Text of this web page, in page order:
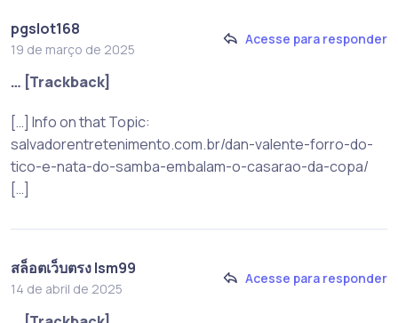
pgslot168
19 de março de 2025
Acesse para responder
… [Trackback]
[…] Info on that Topic:
salvadorentretenimento.com.br/dan-valente-forro-do-
tico-e-nata-do-samba-embalam-o-casarao-da-copa/
[…]
สล็อตเว็บตรง lsm99
14 de abril de 2025
Acesse para responder